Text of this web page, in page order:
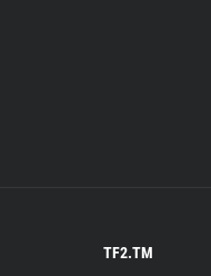
TF2.TM